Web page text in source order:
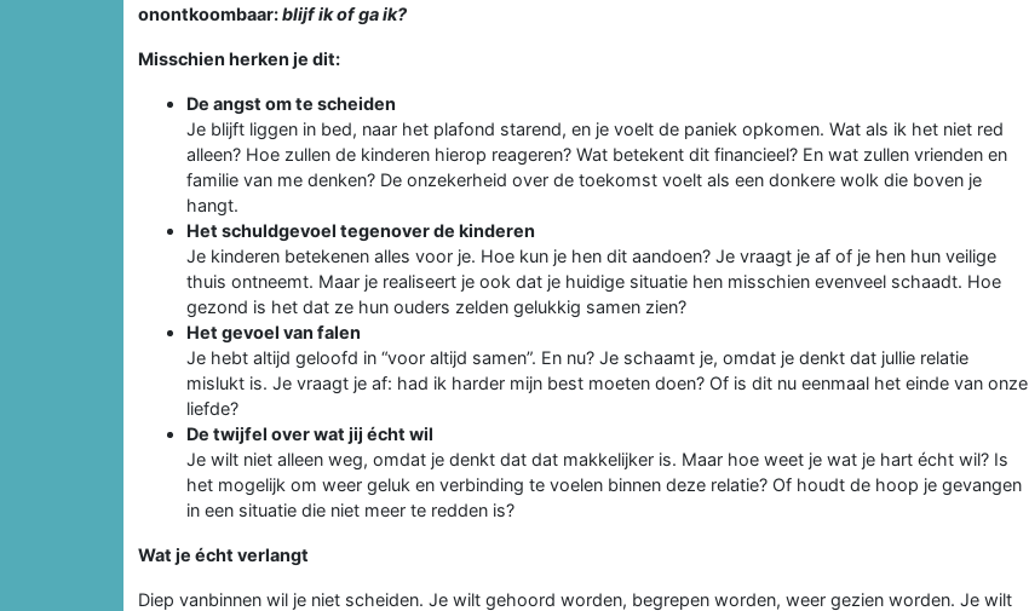
onontkoombaar:blijf ik of ga ik?
Misschien herken je dit:
De angst om te scheiden
Je blijft liggen in bed, naar het plafond starend, en je voelt de paniek opkomen. Wat als ik het niet red
alleen? Hoe zullen de kinderen hierop reageren? Wat betekent dit financieel? En wat zullen vrienden en
familie van me denken? De onzekerheid over de toekomst voelt als een donkere wolk die boven je
hangt.
Het schuldgevoel tegenover de kinderen
Je kinderen betekenen alles voor je. Hoe kun je hen dit aandoen? Je vraagt je af of je hen hun veilige
thuis ontneemt. Maar je realiseert je ook dat je huidige situatie hen misschien evenveel schaadt. Hoe
gezond is het dat ze hun ouders zelden gelukkig samen zien?
Het gevoel van falen
Je hebt altijd geloofd in “voor altijd samen”. En nu? Je schaamt je, omdat je denkt dat jullie relatie
mislukt is. Je vraagt je af: had ik harder mijn best moeten doen? Of is dit nu eenmaal het einde van onze
liefde?
De twijfel over wat jij écht wil
Je wilt niet alleen weg, omdat je denkt dat dat makkelijker is. Maar hoe weet je wat je hart écht wil? Is
het mogelijk om weer geluk en verbinding te voelen binnen deze relatie? Of houdt de hoop je gevangen
in een situatie die niet meer te redden is?
Wat je écht verlangt
Diep vanbinnen wil je niet scheiden. Je wilt gehoord worden, begrepen worden, weer gezien worden. Je wilt